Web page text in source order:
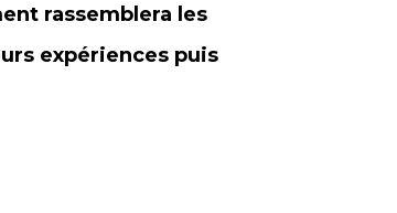
rassemblera les
expériences puis